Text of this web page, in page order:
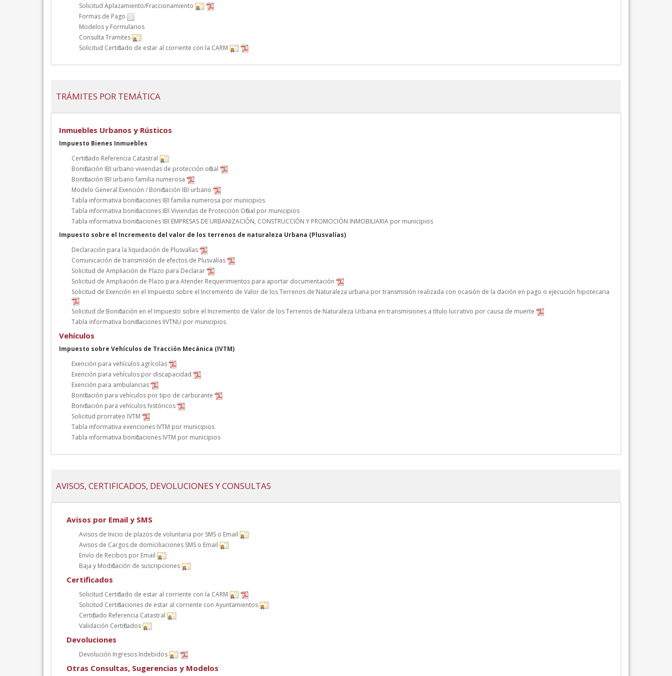
Solicitud Aplazamiento/Fraccionamiento
Formas de Pago
Modelos y Formularios
Consulta Tramites
Solicitud Certificado de estar al corriente con la CARM
TRÁMITES POR TEMÁTICA
Inmuebles Urbanos y Rústicos
Impuesto Bienes Inmuebles
Certificado Referencia Catastral
Bonificación IBI urbano viviendas de protección oficial
Bonificación IBI urbano familia numerosa
Modelo General Exención / Bonificación IBI urbano
Tabla informativa bonificaciones IBI familia numerosa por municipios
Tabla informativa bonificaciones IBI Viviendas de Protección Oficial por municipios
Tabla informativa bonificaciones IBI EMPRESAS DE URBANIZACIÓN, CONSTRUCCIÓN Y PROMOCIÓN INMOBILIARIA por municipios
Impuesto sobre el Incremento del valor de los terrenos de naturaleza Urbana (Plusvalías)
Declaración para la liquidación de Plusvalías
Comunicación de transmisión de efectos de Plusvalías
Solicitud de Ampliación de Plazo para Declarar
Solicitud de Ampliación de Plazo para Atender Requerimientos para aportar documentación
Solicitud de Exención en el Impuesto sobre el Incremento de Valor de los Terrenos de Naturaleza urbana por transmisión realizada con ocasión de la dación en pago o ejecución hipotecaria
Solicitud de Bonificación en el Impuesto sobre el Incremento de Valor de los Terrenos de Naturaleza Urbana en transmisiones a título lucrativo por causa de muerte
Tabla informativa bonificaciones IIVTNU por municipios
Vehículos
Impuesto sobre Vehículos de Tracción Mecánica (IVTM)
Exención para vehículos agrícolas
Exención para vehículos por discapacidad
Exención para ambulancias
Bonificación para vehículos por tipo de carburante
Bonificación para vehículos históricos
Solicitud prorrateo IVTM
Tabla informativa exenciones IVTM por municipios
Tabla informativa bonificaciones IVTM por municipios
AVISOS, CERTIFICADOS, DEVOLUCIONES Y CONSULTAS
Avisos por Email y SMS
Avisos de Inicio de plazos de voluntaria por SMS o Email
Avisos de Cargos de domiciliaciones SMS o Email
Envío de Recibos por Email
Baja y Modificación de suscripciones
Certificados
Solicitud Certificado de estar al corriente con la CARM
Solicitud Certificaciones de estar al corriente con Ayuntamientos
Certificado Referencia Catastral
Validación Certificados
Devoluciones
Devolución Ingresos Indebidos
Otras Consultas, Sugerencias y Modelos